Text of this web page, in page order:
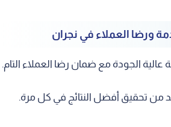
الجودة مع ضمان رضا العملاء التام.
من تحقيق أفضل النتائج في كل مرة.